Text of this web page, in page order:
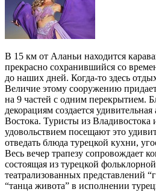
В 15 км от Аланьи находится
прекрасно сохранившийся со
до наших дней. Когда-то здесь
Величие этому сооружению придает
на 9 частей с одним перекрытием.
декорациям создается
Востока. Туристы из Владивостока
удовольствием посещают это
отведать блюда турецкой кухни,
Весь вечер трапезу сопровождает
состоящая из турецкой
театрализованных представлений
“танца живота” в исполнении